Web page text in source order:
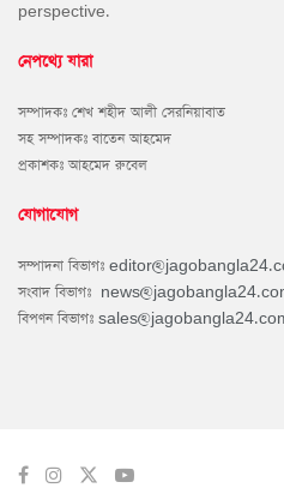
perspective.
নেপথ্যে যারা
সম্পাদকঃ শেখ শহীদ আলী সেরনিয়াবাত
সহ সম্পাদকঃ বাতেন আহমেদ
প্রকাশকঃ আহমেদ রুবেল
যোগাযোগ
সম্পাদনা বিভাগঃ
সংবাদ বিভাগঃ
বিপণন বিভাগঃ